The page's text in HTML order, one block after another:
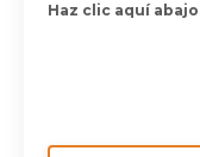
Haz clic aquí